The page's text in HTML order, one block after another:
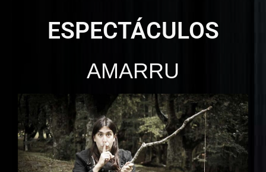
ESPECTÁCULOS
AMARRU